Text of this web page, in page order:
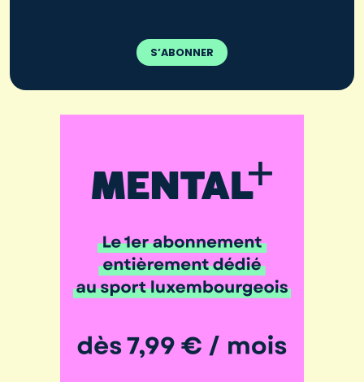
S’ABONNER